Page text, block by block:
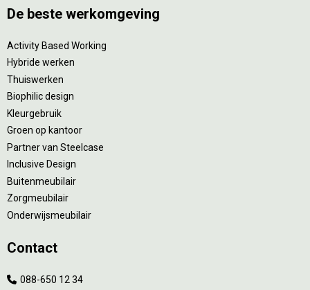
De beste werkomgeving
Activity Based Working
Hybride werken
Thuiswerken
Biophilic design
Kleurgebruik
Groen op kantoor
Partner van Steelcase
Inclusive Design
Buitenmeubilair
Zorgmeubilair
Onderwijsmeubilair
Contact
088-650 12 34